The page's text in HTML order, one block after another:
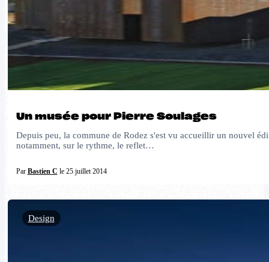
Un musée pour Pierre Soulages
Depuis peu, la commune de Rodez s'est vu accueillir un nouvel
notamment, sur le rythme, le reflet…
Par Bastien C le 25 juillet 2014
Design